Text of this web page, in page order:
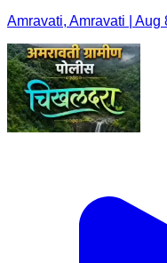
Amravati, Amravati | Aug